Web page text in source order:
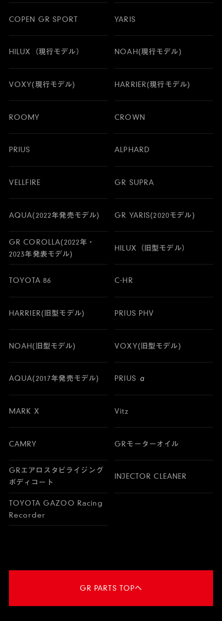
COPEN GR SPORT YARIS
HILUX（現行モデル） NOAH(現行モデル)
VOXY(現行モデル) HARRIER(現行モデル)
ROOMY CROWN
PRIUS ALPHARD
VELLFIRE GR SUPRA
AQUA(2022年発売モデル) GR YARIS(2020モデル)
GR COROLLA(2022年・
2023年発表モデル)
HILUX（旧型モデル）
TOYOTA 86 C-HR
HARRIER(旧型モデル) PRIUS PHV
NOAH(旧型モデル) VOXY(旧型モデル)
AQUA(2017年発売モデル) PRIUS α
MARK X Vitz
CAMRY GRモーターオイル
GRエアロスタビライジング
ボディコート
INJECTOR CLEANER
TOYOTA GAZOO Racing
Recorder
GR PARTS TOPへ